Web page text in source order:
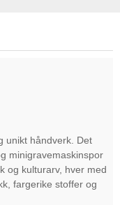
unikt håndverk. Det
minigravemaskinspor
og kulturarv, hver med
fargerike stoffer og